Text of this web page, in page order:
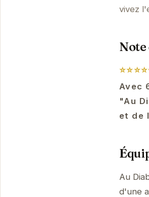
vivez
Note
Avec
"Au
et de
Au
d'une